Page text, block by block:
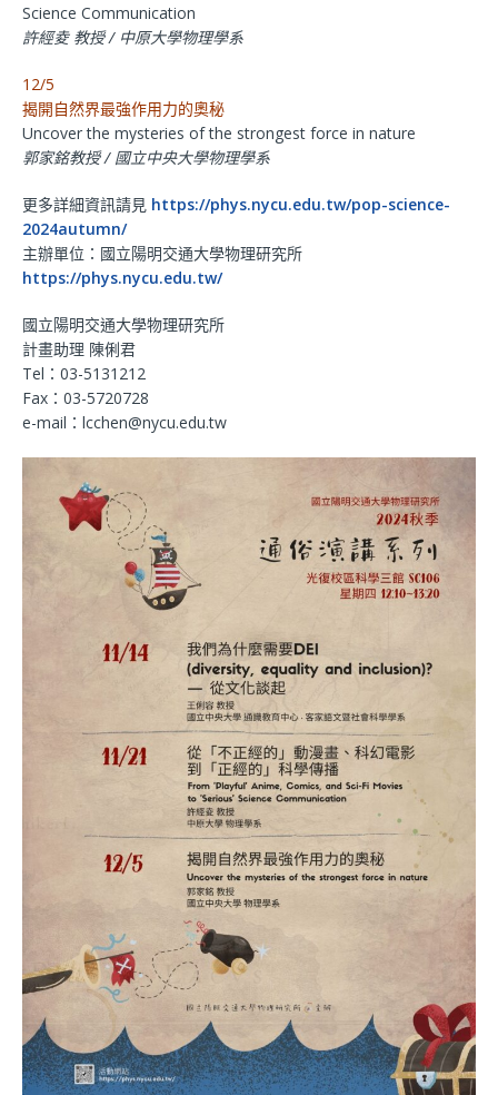
Science Communication
許經夌 教授 / 中原大學物理學系
12/5
揭開自然界最強作用力的奧秘
Uncover the mysteries of the strongest force in nature
郭家銘教授 / 國立中央大學物理學系
更多詳細資訊請見 https://phys.nycu.edu.tw/pop-science-
2024autumn/
主辦單位：國立陽明交通大學物理研究所
https://phys.nycu.edu.tw/
國立陽明交通大學物理研究所
計畫助理 陳俐君
Tel：03-5131212
Fax：03-5720728
e-mail：lcchen@nycu.edu.tw